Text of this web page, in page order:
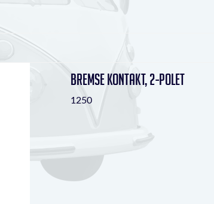
Bremse kontakt, 2-polet
1250